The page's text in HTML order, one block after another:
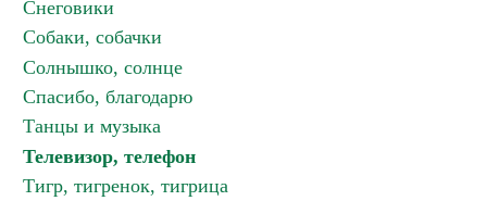
Снеговики
Собаки, собачки
Солнышко, солнце
Спасибо, благодарю
Танцы и музыка
Телевизор, телефон
Тигр, тигренок, тигрица